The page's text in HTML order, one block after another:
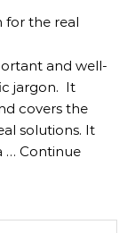
for the real
and well-
jargon. It
covers the
solutions. It
… Continue